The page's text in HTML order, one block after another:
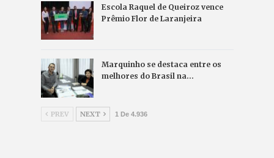
Escola Raquel de Queiroz vence
Prêmio Flor de Laranjeira
Marquinho se destaca entre os
melhores do Brasil na…
PREV NEXT 1 De 4.936